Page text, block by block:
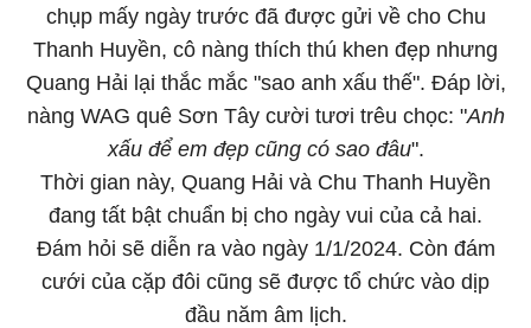
chụp mấy ngày trước đã được gửi về cho Chu
Thanh Huyền, cô nàng thích thú khen đẹp nhưng
Quang Hải lại thắc mắc "sao anh xấu thế". Đáp lời,
nàng WAG quê Sơn Tây cười tươi trêu chọc: "Anh
xấu để em đẹp cũng có sao đâu".
Thời gian này, Quang Hải và Chu Thanh Huyền
đang tất bật chuẩn bị cho ngày vui của cả hai.
Đám hỏi sẽ diễn ra vào ngày 1/1/2024. Còn đám
cưới của cặp đôi cũng sẽ được tổ chức vào dịp
đầu năm âm lịch.